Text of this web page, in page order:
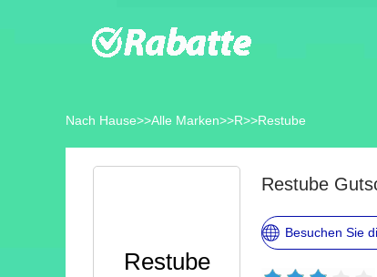
Nach Hause>>Alle Marken>>R>>Restube
Restube
Restube
Besuchen Sie